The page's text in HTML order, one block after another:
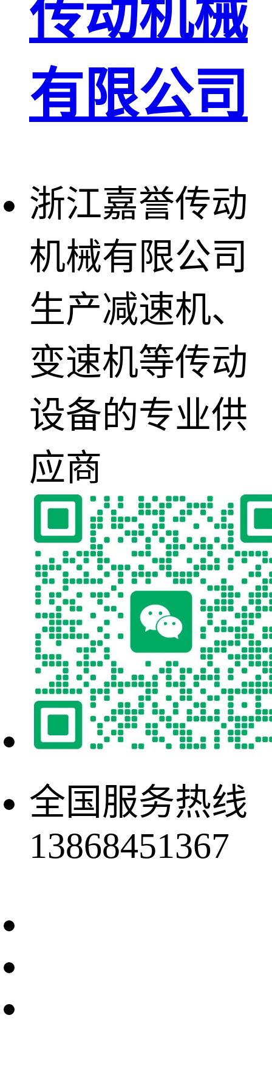
传动机械
有限公司
浙江嘉誉传动
机械有限公司
生产减速机、
变速机等传动
设备的专业供
应商
全国服务热线
13868451367